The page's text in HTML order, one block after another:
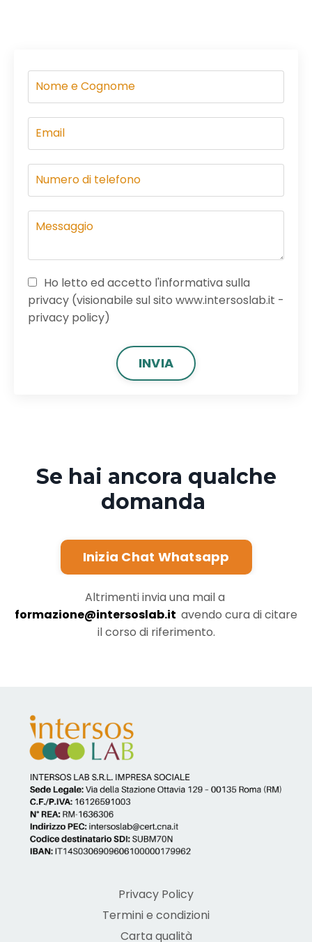
Ho letto ed accetto l'informativa sulla
privacy (visionabile sul sito www.intersoslab.it -
privacy policy)
INVIA
Se hai ancora qualche
domanda
Inizia Chat Whatsapp
Altrimenti invia una mail a
formazione@intersoslab.it avendo cura di citare
il corso di riferimento.
Privacy Policy
Termini e condizioni
Carta qualità